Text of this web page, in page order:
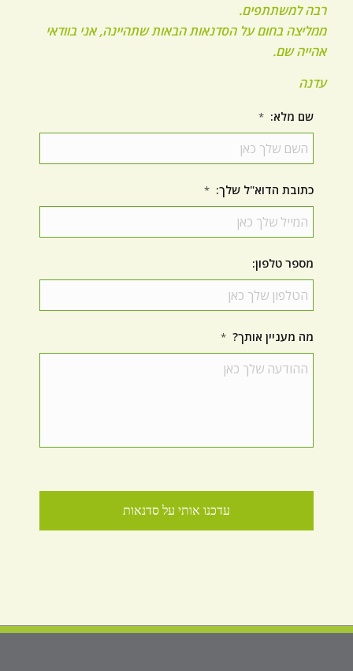
רבה למשתתפים.
ממליצה בחום על הסדנאות הבאות שתהיינה, אני בוודאי
אהייה שם.
עדנה
שם מלא: *
כתובת הדוא"ל שלך: *
מספר טלפון:
מה מעניין אותך? *